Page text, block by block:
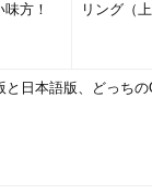
方！
リング（
と日本語版、どっち